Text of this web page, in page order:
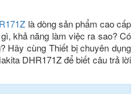
là dòng sản phẩm cao cấp
khả năng làm việc ra sao? Có
Hãy cùng Thiết bị chuyên dụng
DHR171Z để biết câu trả lời